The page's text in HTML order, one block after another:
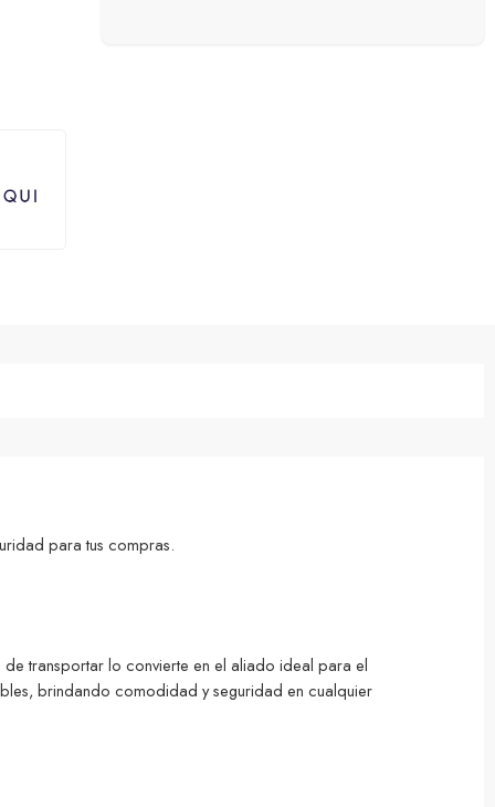
para tus compras.
transportar lo convierte en el aliado ideal para el
brindando comodidad y seguridad en cualquier